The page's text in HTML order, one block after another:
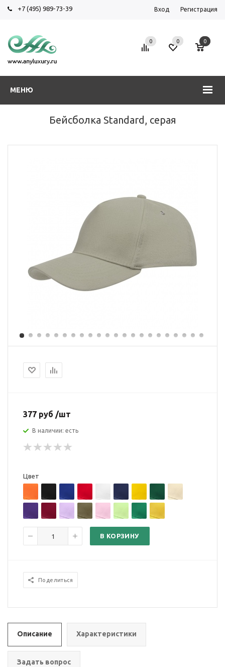
+7 (495) 989-73-39 Вход Регистрация
МЕНЮ
0 0 0
Бейсболка Standard, серая
377 руб /шт
В наличии: есть
Цвет
В КОРЗИНУ
Поделиться
Описание Характеристики
Задать вопрос